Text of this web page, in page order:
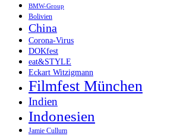
BMW-Group
Bolivien
China
Corona-Virus
DOKfest
eat&STYLE
Eckart Witzigmann
Filmfest München
Indien
Indonesien
Jamie Cullum